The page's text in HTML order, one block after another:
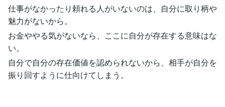
仕事がなかったり頼れる人がいないのは、自分に取り柄や
魅力がないから。
お金ややる気がないなら、ここに自分が存在する意味はな
い。
自分で自分の存在価値を認められないから、相手が自分を
振り回すように仕向けてしまう。